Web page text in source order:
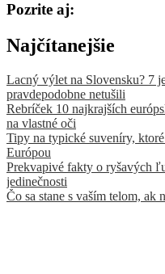
Pozrite aj:
Najčítanejšie
Lacný výlet na Slovensku? 7
pravdepodobne netušili
Rebríček 10 najkrajších
na vlastné oči
Tipy na typické suveníry,
Európou
Prekvapivé fakty o ryšavých
jedinečnosti
Čo sa stane s vaším telom, ak